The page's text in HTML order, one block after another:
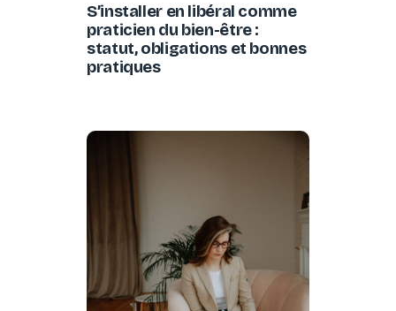
S’installer en libéral comme
praticien du bien-être :
statut, obligations et bonnes
pratiques